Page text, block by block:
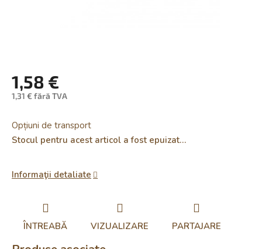
1,58 €
1,31 € fără TVA
preţ:
Opțiuni de transport
Stocul pentru acest articol a fost epuizat…
Informaţii detaliate
ÎNTREABĂ VIZUALIZARE PARTAJARE